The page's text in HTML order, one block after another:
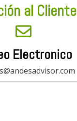
al Cliente
Electronico